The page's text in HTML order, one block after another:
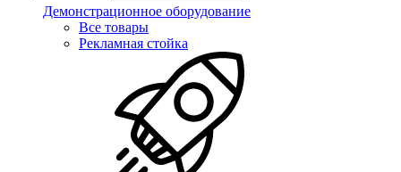
Демонстрационное оборудование
Все товары
Рекламная стойка